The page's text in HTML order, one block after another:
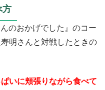
方
のおかげでした』のコー
明さんと対戦したときの
いに頬張りながら食べて